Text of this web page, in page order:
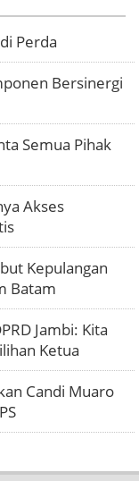
Perda
Bersinergi
Semua Pihak
Akses
Kepulangan
Batam
Jambi: Kita
Ketua
Candi Muaro